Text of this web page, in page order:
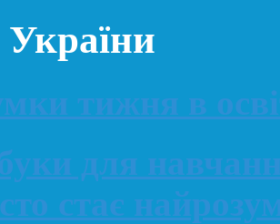
України
тижня в
для
стає